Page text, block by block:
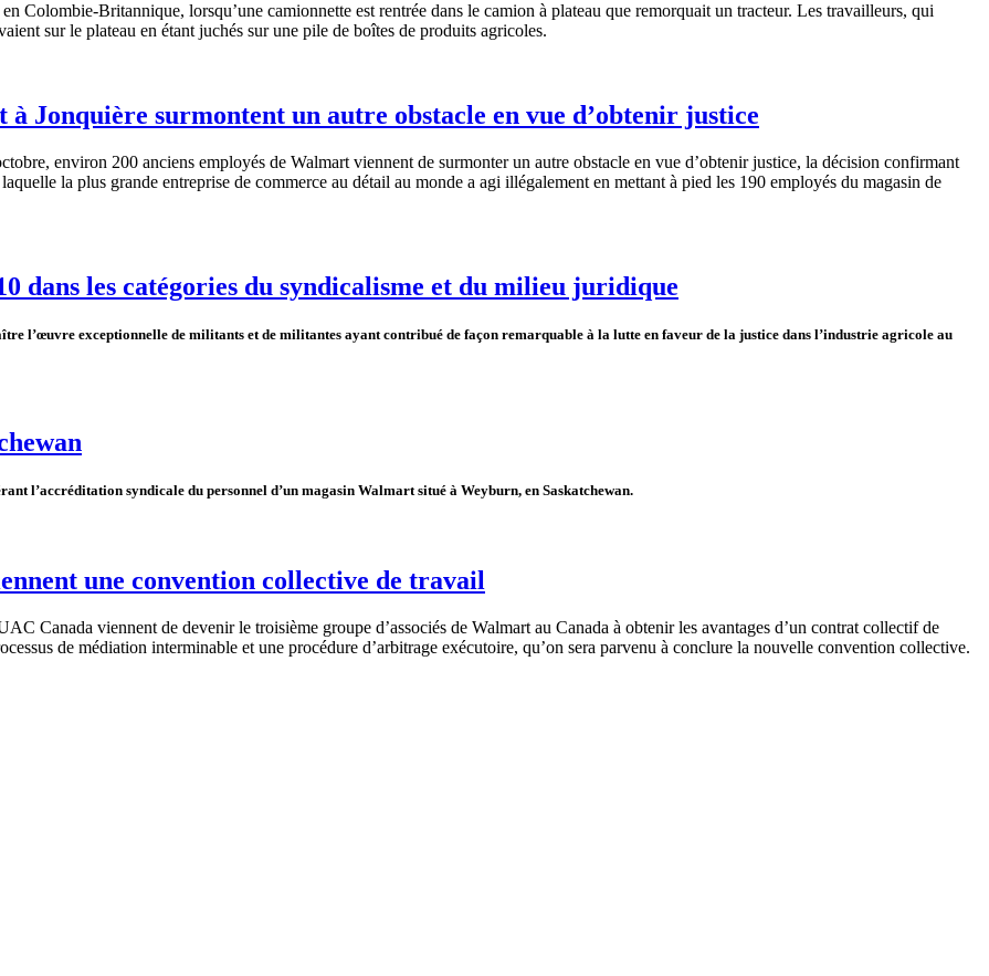
Colombie-Britannique, lorsqu’une camionnette est rentrée dans le camion à plateau que remorquait un tracteur. Les travailleurs, qui
sur le plateau en étant juchés sur une pile de boîtes de produits agricoles.
Jonquière surmontent un autre obstacle en vue d’obtenir justice
environ 200 anciens employés de Walmart viennent de surmonter un autre obstacle en vue d’obtenir justice, la décision confirmant
la plus grande entreprise de commerce au détail au monde a agi illégalement en mettant à pied les 190 employés du magasin de
dans les catégories du syndicalisme et du milieu juridique
l’œuvre exceptionnelle de militants et de militantes ayant contribué de façon remarquable à la lutte en faveur de la justice dans l’industrie agricole au
l’accréditation syndicale du personnel d’un magasin Walmartsitué à Weyburn, en Saskatchewan.
une convention collective de travail
Canada viennent de devenir le troisième groupe d’associés de Walmart au Canada à obtenir les avantages d’un contrat collectif de
de médiation interminable et une procédure d’arbitrage exécutoire, qu’on sera parvenu à conclure la nouvelle convention collective.